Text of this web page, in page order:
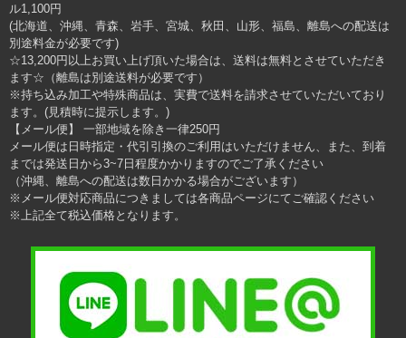
ル1,100円
(北海道、沖縄、青森、岩手、宮城、秋田、山形、福島、離島への配送は
別途料金が必要です)
☆13,200円以上お買い上げ頂いた場合は、送料は無料とさせていただき
ます☆（離島は別途送料が必要です）
※持ち込み加工や特殊商品は、実費で送料を請求させていただいており
ます。(見積時に提示します。)
【メール便】 一部地域を除き一律250円
メール便は日時指定・代引引換のご利用はいただけません、また、到着
までは発送日から3~7日程度かかりますのでご了承ください
（沖縄、離島への配送は数日かかる場合がございます）
※メール便対応商品につきましては各商品ページにてご確認ください
※上記全て税込価格となります。